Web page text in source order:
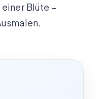
Blüte –